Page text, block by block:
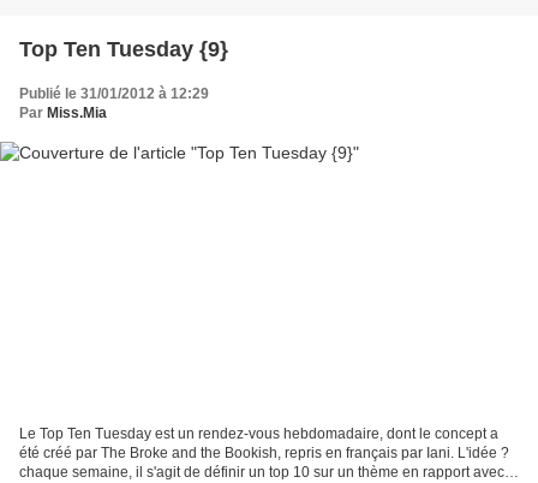
Top Ten Tuesday {9}
Publié le 31/01/2012 à 12:29
Par Miss.Mia
Le Top Ten Tuesday est un rendez-vous hebdomadaire, dont le concept a
été créé par The Broke and the Bookish, repris en français par Iani. L'idée ?
chaque semaine, il s'agit de définir un top 10 sur un thème en rapport avec